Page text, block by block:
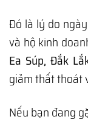
Đó là lý do
và hộ kinh
Ea Súp, Đắk
giảm thất thoát
Nếu bạn đang